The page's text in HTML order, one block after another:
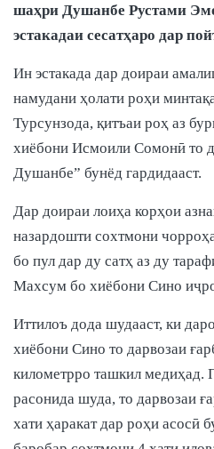
шаҳри Душанбе Рустами
эстакадаи сесатҳаро дар
Ин эстакада дар доираи
намудани ҳолати роҳи
Турсунзода, қитъаи роҳ аз
хиёбони Исмоили Сомонӣ то
Душанбе” бунёд гардидааст.
Дар доираи лоиҳа корҳои
назардошти сохтмони
бо пул дар ду сатҳ аз ду
Махсум бо хиёбони Сино
Иттилоъ дода шудааст, ки
хиёбони Сино то дарвозаи
километрро ташкил медиҳад.
расонида шуда, то дарвозаи
хати ҳаракат дар роҳи асосӣ